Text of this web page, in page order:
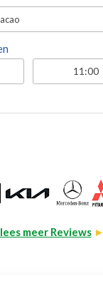
lees meer Reviews►